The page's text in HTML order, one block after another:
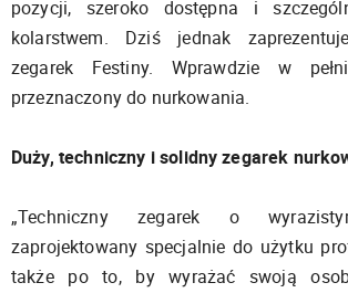
pozycji, szeroko dostępna i
kolarstwem. Dziś jednak
zegarek Festiny. Wprawdzie w
przeznaczony do nurkowania.
Duży, techniczny i solidny zegarek
„Techniczny zegarek o
zaprojektowany specjalnie do użytku
także po to, by wyrażać swoją